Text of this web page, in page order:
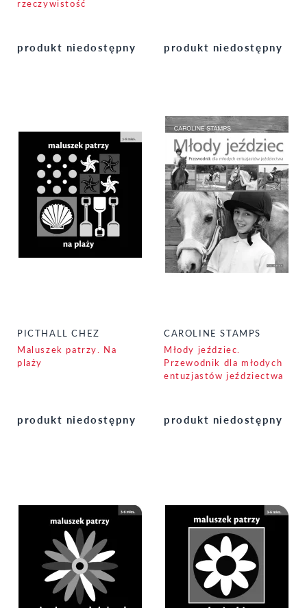
rzeczywistość
produkt niedostępny produkt niedostępny
PICTHALL CHEZ
Maluszek patrzy. Na
plaży
produkt niedostępny
CAROLINE STAMPS
Młody jeździec.
Przewodnik dla młodych
entuzjastów jeździectwa
produkt niedostępny